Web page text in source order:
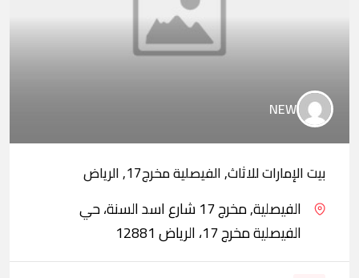
NEW
بيت الإمارات للاثاث, الفيصلية مخرج17, الرياض
الفيصلية, مخرج 17 شارع اسد السنة، حي
الفيصلية مخرج 17، الرياض 12881